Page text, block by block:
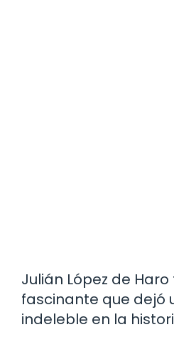
Julián López de
fascinante que dejó
indeleble en la